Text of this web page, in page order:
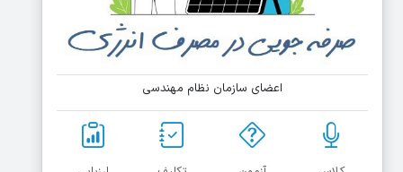
اعضای سازمان نظام مهندسی